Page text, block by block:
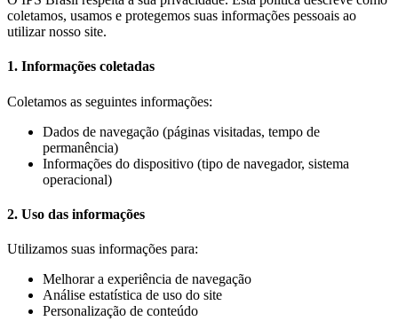
coletamos, usamos e protegemos suas informações pessoais ao
utilizar nosso site.
1. Informações coletadas
Coletamos as seguintes informações:
Dados de navegação (páginas visitadas, tempo de
permanência)
Informações do dispositivo (tipo de navegador, sistema
operacional)
2. Uso das informações
Utilizamos suas informações para:
Melhorar a experiência de navegação
Análise estatística de uso do site
Personalização de conteúdo